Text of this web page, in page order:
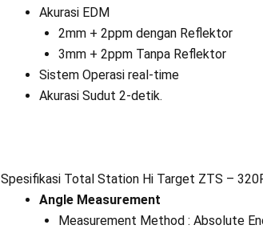
Akurasi EDM
2mm + 2ppm dengan Reflektor
3mm + 2ppm Tanpa Reflektor
Sistem Operasi real-time
Akurasi Sudut 2-detik.
Spesifikasi Total Station Hi Target ZTS –
Angle Measurement
Measurement Method : Absolute